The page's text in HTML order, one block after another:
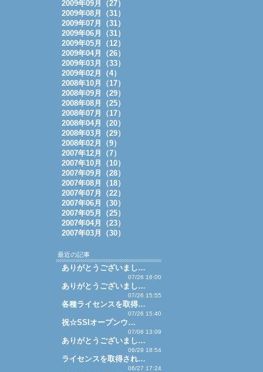
2009年09月（27）
2009年08月（31）
2009年07月（31）
2009年06月（31）
2009年05月（12）
2009年04月（26）
2009年03月（33）
2009年02月（4）
2008年10月（17）
2008年09月（29）
2008年08月（25）
2008年07月（17）
2008年04月（20）
2008年03月（29）
2008年02月（9）
2007年12月（7）
2007年10月（10）
2007年09月（28）
2007年08月（18）
2007年07月（22）
2007年06月（30）
2007年05月（25）
2007年04月（23）
2007年03月（30）
最近の記事
ありがとうございまし…
07/26 16:00
ありがとうございまし…
07/26 15:55
各種ライセンスを取得…
07/26 15:40
祝☆SSIオープンウ…
07/06 13:09
ありがとうございまし…
06/29 18:54
ライセンスを取得され…
06/27 17:24